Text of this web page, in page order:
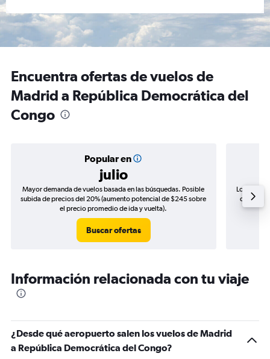
Encuentra ofertas de vuelos de
Madrid a República Democrática del
Congo
Popular en
julio
Mayor demanda de vuelos basada en las búsquedas. Posible
subida de precios del 20% (aumento potencial de $245 sobre
el precio promedio de ida y vuelta).
Buscar ofertas
Los
de
Información relacionada con tu viaje
¿Desde qué aeropuerto salen los vuelos de Madrid
a República Democrática del Congo?